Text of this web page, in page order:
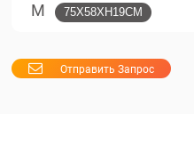
M 75X58XH19CM
Отправить Запрос